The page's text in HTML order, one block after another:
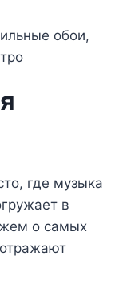
где музыка
в
о самых